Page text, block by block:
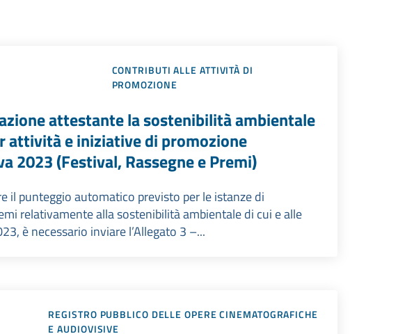
CONTRIBUTI ALLE ATTIVITÀ DI
PROMOZIONE
attestante la sostenibilità ambientale
attività e iniziative di promozione
2023 (Festival, Rassegne e Premi)
il punteggio automatico previsto per le istanze di
relativamente alla sostenibilità ambientale di cui e alle
è necessario inviare l’Allegato 3 –...
REGISTRO PUBBLICO DELLE OPERE CINEMATOGRAFICHE
E AUDIOVISIVE